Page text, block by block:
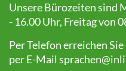
Unsere Bürozeiten sind
- 16.00 Uhr, Freitag von
Per Telefon erreichen
per E-Mail